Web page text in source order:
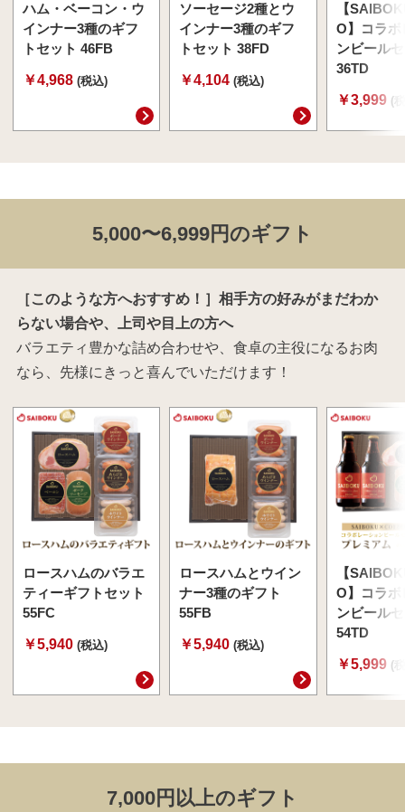
ハム・ベーコン・ウ
インナー3種のギフ
トセット 46FB
￥4,968 (税込)
ソーセージ2種とウ
インナー3種のギフ
トセット 38FD
￥4,104 (税込)
【
O】コラボ
ンビール
36TD
￥3,999 (
5,000〜6,999円のギフト
［このような方へおすすめ！］相手方の好みがまだわか
らない場合や、上司や目上の方へ
バラエティ豊かな詰め合わせや、食卓の主役になるお肉
なら、先様にきっと喜んでいただけます！
ロースハムのバラエ
ティーギフトセット
55FC
￥5,940 (税込)
ロースハムとウイン
ナー3種のギフト
55FB
￥5,940 (税込)
【
O】コラボ
ンビール
54TD
￥5,999 (
7,000円以上のギフト